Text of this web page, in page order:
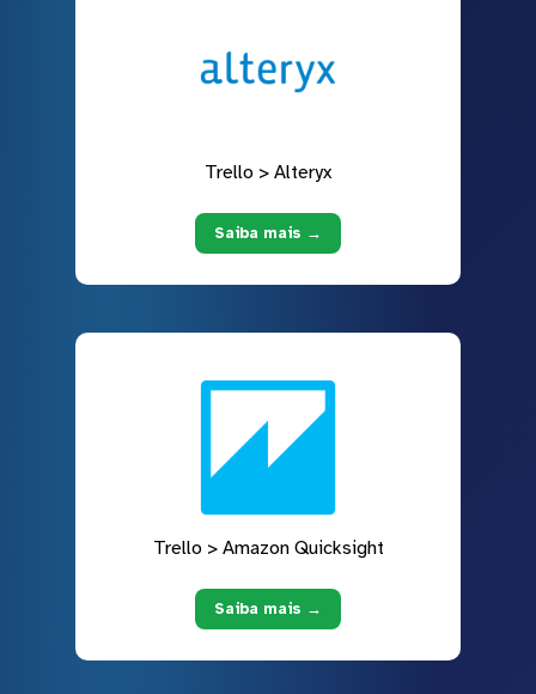
Trello > Alteryx
Saiba mais →
Trello > Amazon Quicksight
Saiba mais →